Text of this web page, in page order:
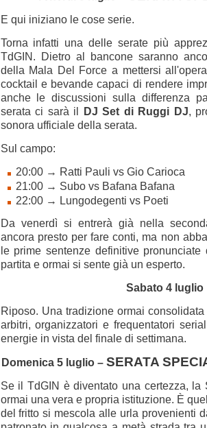
E qui iniziano le cose serie.
Torna infatti una delle serate più
TdGIN. Dietro al bancone saranno
della Mala Del Force a mettersi
cocktail e bevande capaci di rendere
anche le discussioni sulla differenza
serata ci sarà il
DJ Set di Ruggi DJ,
sonora ufficiale della serata.
Sul campo:
20:00 → Ratti Pauli vs Gio Carioca
21:00 → Subo vs Bafana Bafana
22:00 → Lungodegenti vs Poeti
Da venerdì si entrerà già nella
ancora presto per fare conti, ma non
le prime sentenze definitive
partita e ormai si sente già un esperto.
Sabato 4 luglio
Riposo. Una tradizione ormai
arbitri, organizzatori e frequentatori
energie in vista del finale di settimana.
Domenica 5 luglio – SERATA
Se il TdGIN è diventato una certezza, la
ormai una vera e propria istituzione. È
del fritto si mescola alle urla provenienti